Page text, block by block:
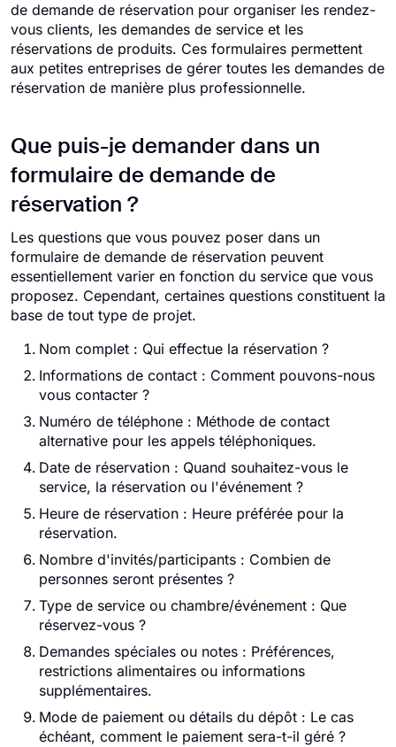
de demande de réservation pour organiser les rendez-
vous clients, les demandes de service et les
réservations de produits. Ces formulaires permettent
aux petites entreprises de gérer toutes les demandes de
réservation de manière plus professionnelle.
Que puis-je demander dans un
formulaire de demande de
réservation ?
Les questions que vous pouvez poser dans un
formulaire de demande de réservation peuvent
essentiellement varier en fonction du service que vous
proposez. Cependant, certaines questions constituent la
base de tout type de projet.
Nom complet : Qui effectue la réservation ?
Informations de contact : Comment pouvons-nous
vous contacter ?
Numéro de téléphone : Méthode de contact
alternative pour les appels téléphoniques.
Date de réservation : Quand souhaitez-vous le
service, la réservation ou l'événement ?
Heure de réservation : Heure préférée pour la
réservation.
Nombre d'invités/participants : Combien de
personnes seront présentes ?
Type de service ou chambre/événement : Que
réservez-vous ?
Demandes spéciales ou notes : Préférences,
restrictions alimentaires ou informations
supplémentaires.
Mode de paiement ou détails du dépôt : Le cas
échéant, comment le paiement sera-t-il géré ?